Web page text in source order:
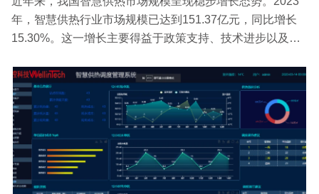
年，智慧供热行业市场规模已达到151.37亿元，同比增长
15.30%。这一增长主要得益于政策支持、技术进步以及市